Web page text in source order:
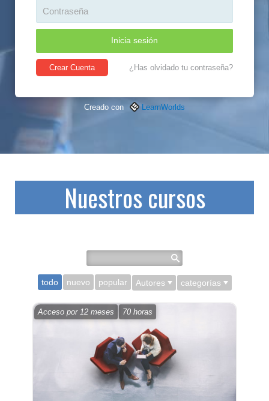
Inicia sesión
Crear Cuenta ¿Has olvidado tu contraseña?
Creado con LearnWorlds
Nuestros cursos
todo nuevo popular Autores categorías
Acceso por 12 meses 70 horas